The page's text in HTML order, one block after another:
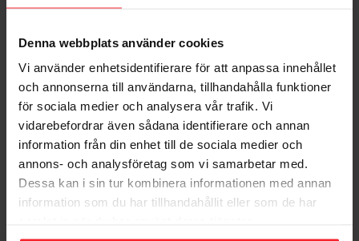
Denna webbplats använder cookies
Vi använder enhetsidentifierare för att anpassa innehållet
och annonserna till användarna, tillhandahålla funktioner
för sociala medier och analysera vår trafik. Vi
vidarebefordrar även sådana identifierare och annan
information från din enhet till de sociala medier och
annons- och analysföretag som vi samarbetar med.
Dessa kan i sin tur kombinera informationen med annan
information som du har tillhandahållit eller som de har
Bedømmelser